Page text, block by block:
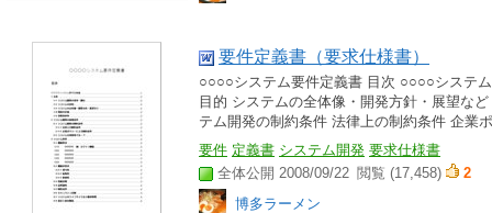
要件定義書（要求仕様書）
○○○○システム要件定義書 目次 ○○○○システ
目的 システムの全体像・開発方針・展望な
テム開発の制約条件 法律上の制約条件 企業
要件 定義書 システム開発 要求仕様書
全体公開 2008/09/22 閲覧 (17,458)
2
博多ラーメン